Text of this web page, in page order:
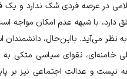
در عرصه فردی شک ندارد و یک
با شبهه عدم امکان مواجه
می‌آید. بااین‌حال، دانشمندان
خامنه‌ای، تقوای سیاسی متکی
نیست و عدالت اجتماعی نیز بر